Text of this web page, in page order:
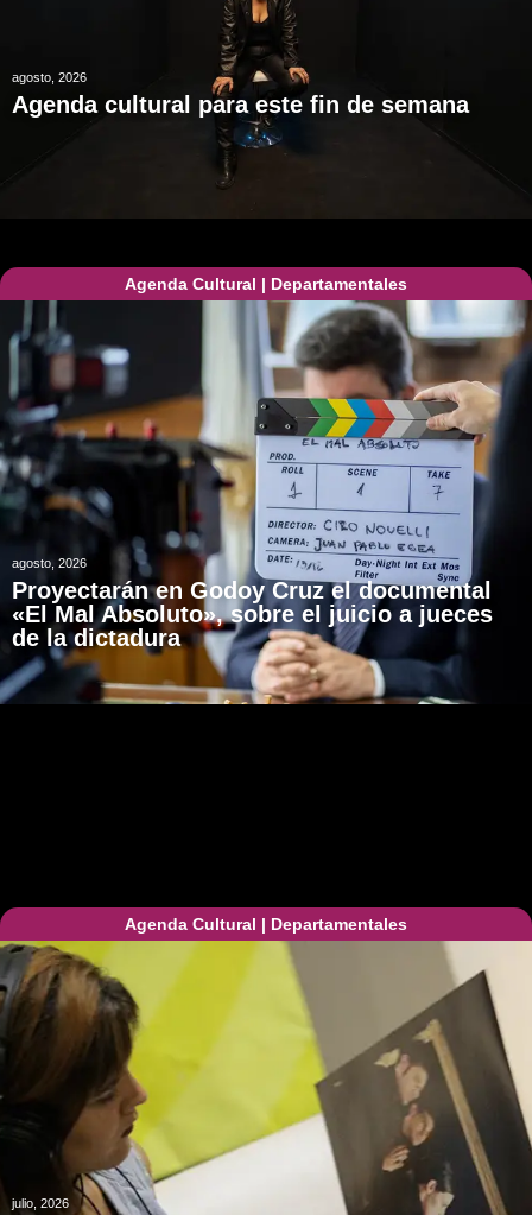
agosto, 2026
Agenda cultural para este fin de semana
Agenda Cultural | Departamentales
agosto, 2026
Proyectarán en Godoy Cruz el documental
«El Mal Absoluto», sobre el juicio a jueces
de la dictadura
Agenda Cultural | Departamentales
julio, 2026